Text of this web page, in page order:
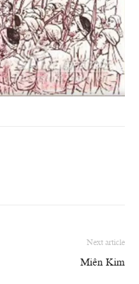
Next article
Miên Kim